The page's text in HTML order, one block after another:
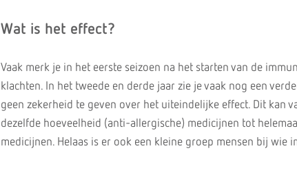
Wat is het effect?
Vaak merk je in het eerste seizoen na het starten van de
klachten. In het tweede en derde jaar zie je vaak nog een
geen zekerheid te geven over het uiteindelijke effect. Dit kan
dezelfde hoeveelheid (anti-allergische) medicijnen tot
medicijnen. Helaas is er ook een kleine groep mensen bij wie